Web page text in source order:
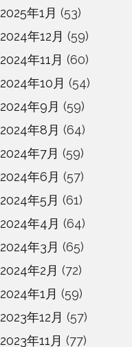
2025年1月 (53)
2024年12月 (59)
2024年11月 (60)
2024年10月 (54)
2024年9月 (59)
2024年8月 (64)
2024年7月 (59)
2024年6月 (57)
2024年5月 (61)
2024年4月 (64)
2024年3月 (65)
2024年2月 (72)
2024年1月 (59)
2023年12月 (57)
2023年11月 (77)